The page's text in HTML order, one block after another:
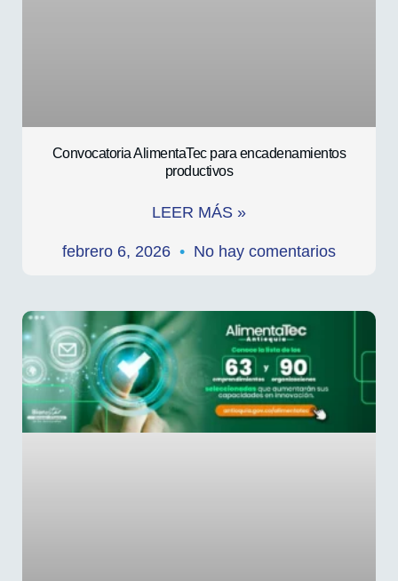
Convocatoria AlimentaTec para encadenamientos
productivos
LEER MÁS »
febrero 6, 2026 No hay comentarios